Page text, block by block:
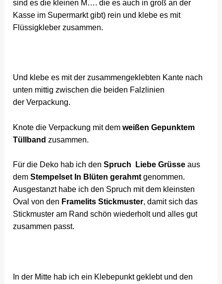
sind es die kleinen M…. die es auch in groß an der
Kasse im Supermarkt gibt) rein und klebe es mit
Flüssigkleber zusammen.
Und klebe es mit der zusammengeklebten Kante nach
unten mittig zwischen die beiden Falzlinien
der Verpackung.
Knote die Verpackung mit demweißen Gepunktem
Tüllband zusammen.
Für die Deko hab ich denSpruch Liebe Grüsse aus
dem Stempelset In Blüten gerahmt genommen.
Ausgestanzt habe ich den Spruch mit dem kleinsten
Oval von den Framelits Stickmuster, damit sich das
Stickmuster am Rand schön wiederholt und alles gut
zusammen passt.
In der Mitte hab ich ein Klebepunkt geklebt und den